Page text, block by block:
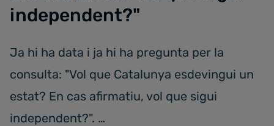
independent?"
Ja hi ha data i ja hi ha pregunta per la
consulta: "Vol que Catalunya esdevingui un
estat? En cas afirmatiu, vol que sigui
independent?". …